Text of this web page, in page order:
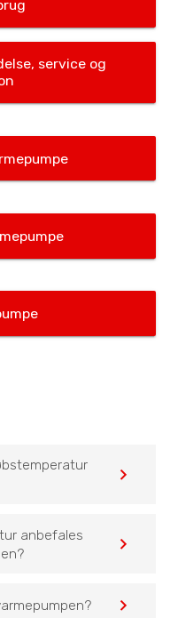
service og
navigate_before
anbefales
navigate_before
navigate_before